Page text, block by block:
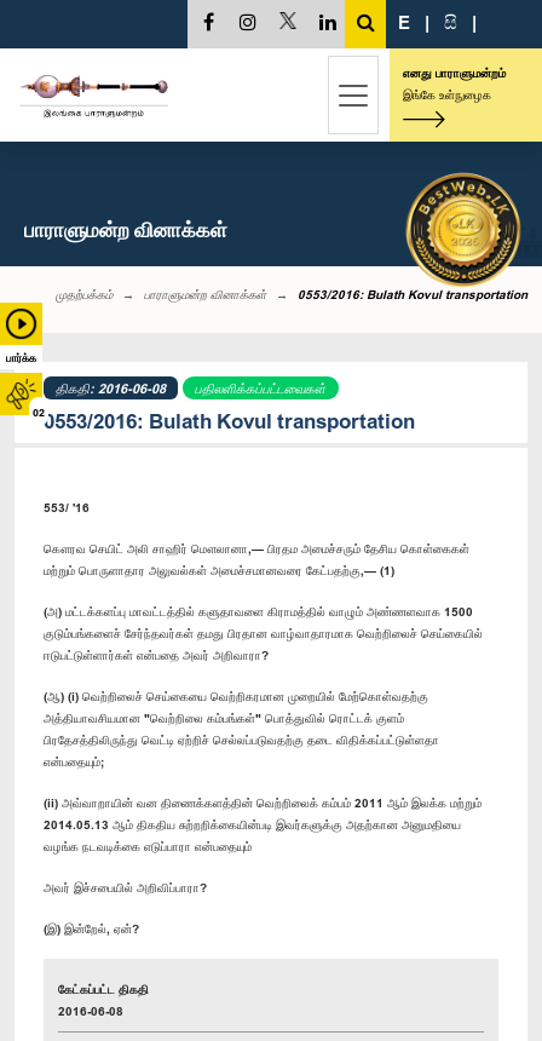
பார்க்க
02
E | සි |
எனது பாராளுமன்றம்
இங்கே உள்நுழைக
பாராளுமன்ற வினாக்கள்
முதற்பக்கம் பாராளுமன்ற வினாக்கள் 0553/2016: Bulath Kovul transportation
திகதி: 2016-06-08 பதிலளிக்கப்பட்டவைகள்
0553/2016: Bulath Kovul transportation
553/ '16
கௌரவ செயிட் அலி சாஹிர் மௌலானா,— பிரதம அமைச்சரும் தேசிய கொள்கைகள்
மற்றும் பொருளாதார அலுவல்கள் அமைச்சமானவரை கேட்பதற்கு,— (1)
(அ) மட்டக்களப்பு மாவட்டத்தில் களுதாவளை கிராமத்தில் வாழும் அண்ணளவாக 1500
குடும்பங்களைச் சேர்ந்தவர்கள் தமது பிரதான வாழ்வாதாரமாக வெற்றிலைச் செய்கையில்
ஈடுபட்டுள்ளார்கள் என்பதை அவர் அறிவாரா?
(ஆ) (i) வெற்றிலைச் செய்கையை வெற்றிகரமான முறையில் மேற்கொள்வதற்கு
அத்தியாவசியமான "வெற்றிலை கம்பங்கள்" பொத்துவில் ரொட்டக் குளம்
பிரதேசத்திலிருந்து வெட்டி ஏற்றிச் செல்லப்படுவதற்கு தடை விதிக்கப்பட்டுள்ளதா
என்பதையும்;
(ii) அவ்வாறாயின் வன திணைக்களத்தின் வெற்றிலைக் கம்பம் 2011 ஆம் இலக்க மற்றும்
2014.05.13 ஆம் திகதிய சுற்றறிக்கையின்படி இவர்களுக்கு அதற்கான அனுமதியை
வழங்க நடவடிக்கை எடுப்பாரா என்பதையும்
அவர் இச்சபையில் அறிவிப்பாரா?
(இ) இன்றேல், ஏன்?
கேட்கப்பட்ட திகதி
2016-06-08